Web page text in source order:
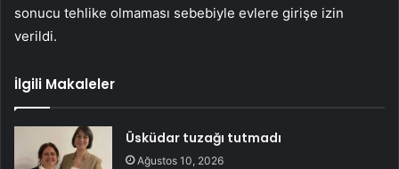
sonucu tehlike olmaması sebebiyle evlere girişe izin
verildi.
İlgili Makaleler
Üsküdar tuzağı tutmadı
Ağustos 10, 2026